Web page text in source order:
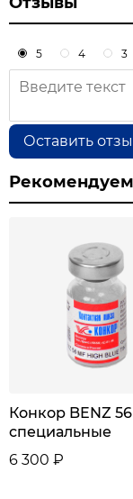
5 4 3
Оставить
Конкор BENZ
специальные
6 300 ₽